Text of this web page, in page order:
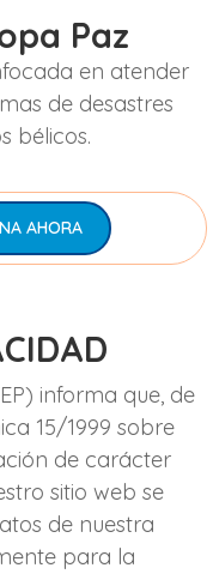
Paz
en atender
de desastres
bélicos.
AHORA
informa que, de
15/1999 sobre
de carácter
sitio web se
de nuestra
para la